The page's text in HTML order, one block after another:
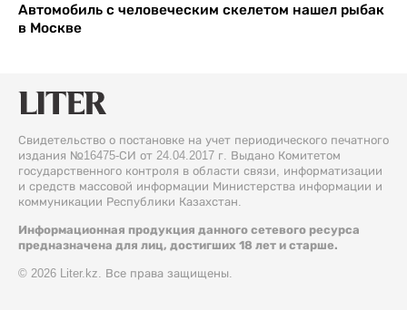
Автомобиль с человеческим скелетом нашел рыбак
в Москве
Свидетельство о постановке на учет периодического печатного
издания №16475-СИ от 24.04.2017 г. Выдано Комитетом
государственного контроля в области связи, информатизации
и средств массовой информации Министерства информации и
коммуникации Республики Казахстан.
Информационная продукция данного сетевого ресурса
предназначена для лиц, достигших 18 лет и старше.
© 2026 Liter.kz. Все права защищены.